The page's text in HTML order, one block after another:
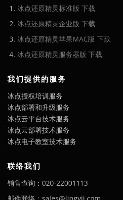
冰点还原精灵标准版 下载
冰点还原精灵企业版 下载
冰点还原精灵苹果MAC版 下载
冰点还原精灵服务器版 下载
我们提供的服务
冰点授权培训服务
冰点部署和升级服务
冰点云平台技术服务
冰点云部署技术服务
冰点电子教室技术服务
联络我们
销售查询：020-22001113